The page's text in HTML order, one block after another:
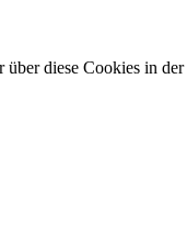
über diese Cookies in der